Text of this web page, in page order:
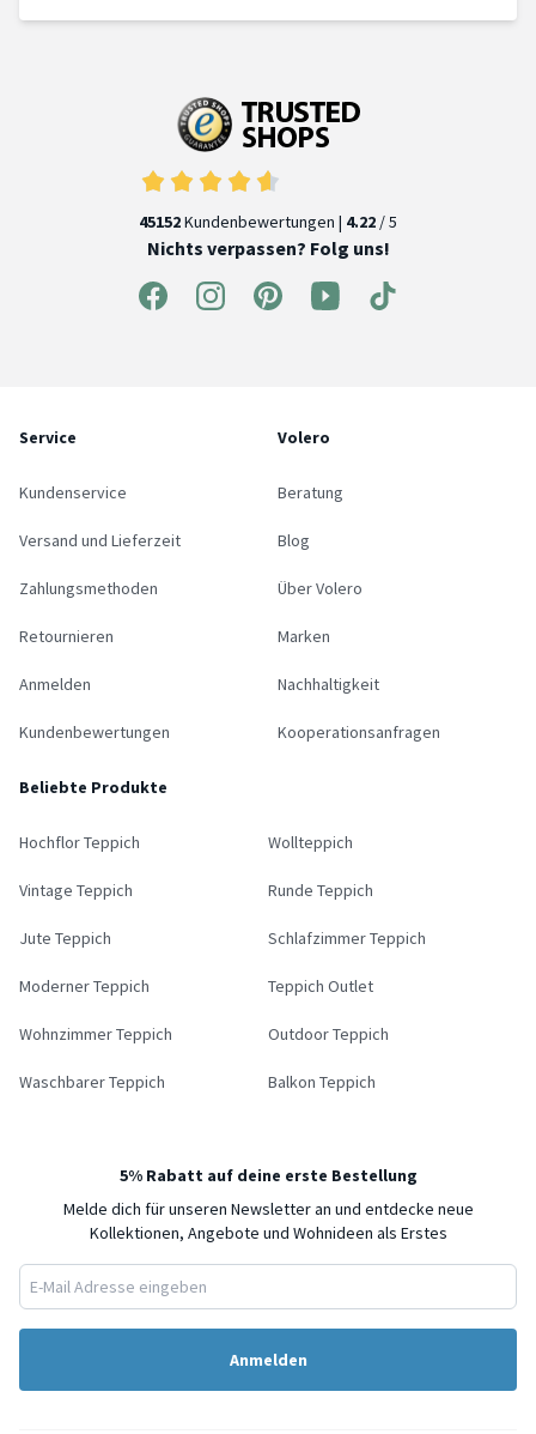
45152Kundenbewertungen | 4.22 / 5
Nichts verpassen? Folg uns!
Service
Kundenservice
Versand und Lieferzeit
Zahlungsmethoden
Retournieren
Anmelden
Kundenbewertungen
Volero
Beratung
Blog
Über Volero
Marken
Nachhaltigkeit
Kooperationsanfragen
Beliebte Produkte
Hochflor Teppich Wollteppich
Vintage Teppich Runde Teppich
Jute Teppich Schlafzimmer Teppich
Moderner Teppich Teppich Outlet
Wohnzimmer Teppich Outdoor Teppich
Waschbarer Teppich Balkon Teppich
5% Rabatt auf deine erste Bestellung
Melde dich für unseren Newsletter an und entdecke neue
Kollektionen, Angebote und Wohnideen als Erstes
Anmelden